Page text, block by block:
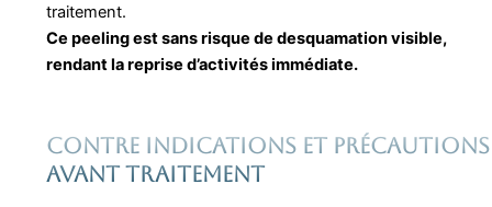
traitement.
Ce peeling est sans risque de desquamation visible,
rendant la reprise d’activités immédiate.
Contre indications et précautions
avant traitement